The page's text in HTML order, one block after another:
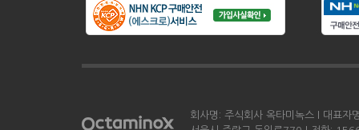
회사명: 주식회사 옥타미녹스 l 대표